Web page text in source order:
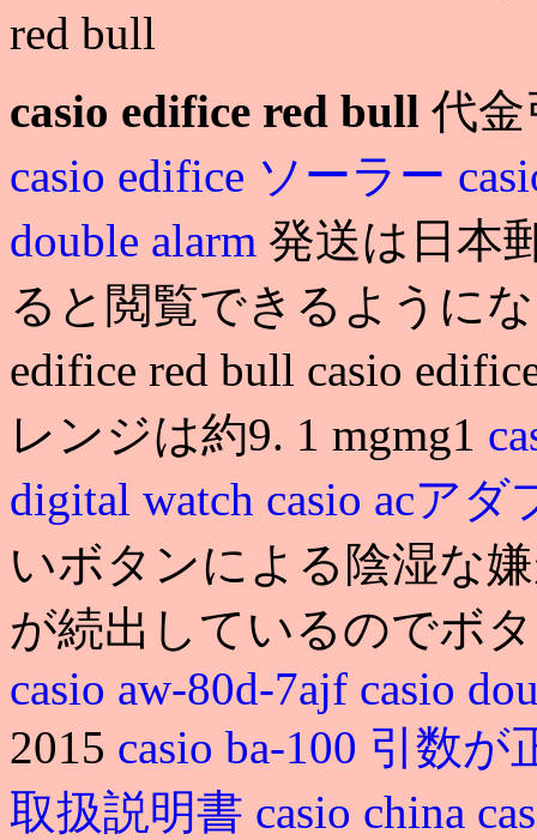
red bull
casio edifice red bull 代
casio edifice ソーラー
double alarm 発送は日本
ると閲覧できるように
edifice red bull casio
レンジは約9. 1 mgmg1
digital watch casio acア
いボタンによる陰湿な
が続出しているのでボ
casio aw-80d-7ajf casio
2015 casio ba-100 引数
取扱説明書 casio china